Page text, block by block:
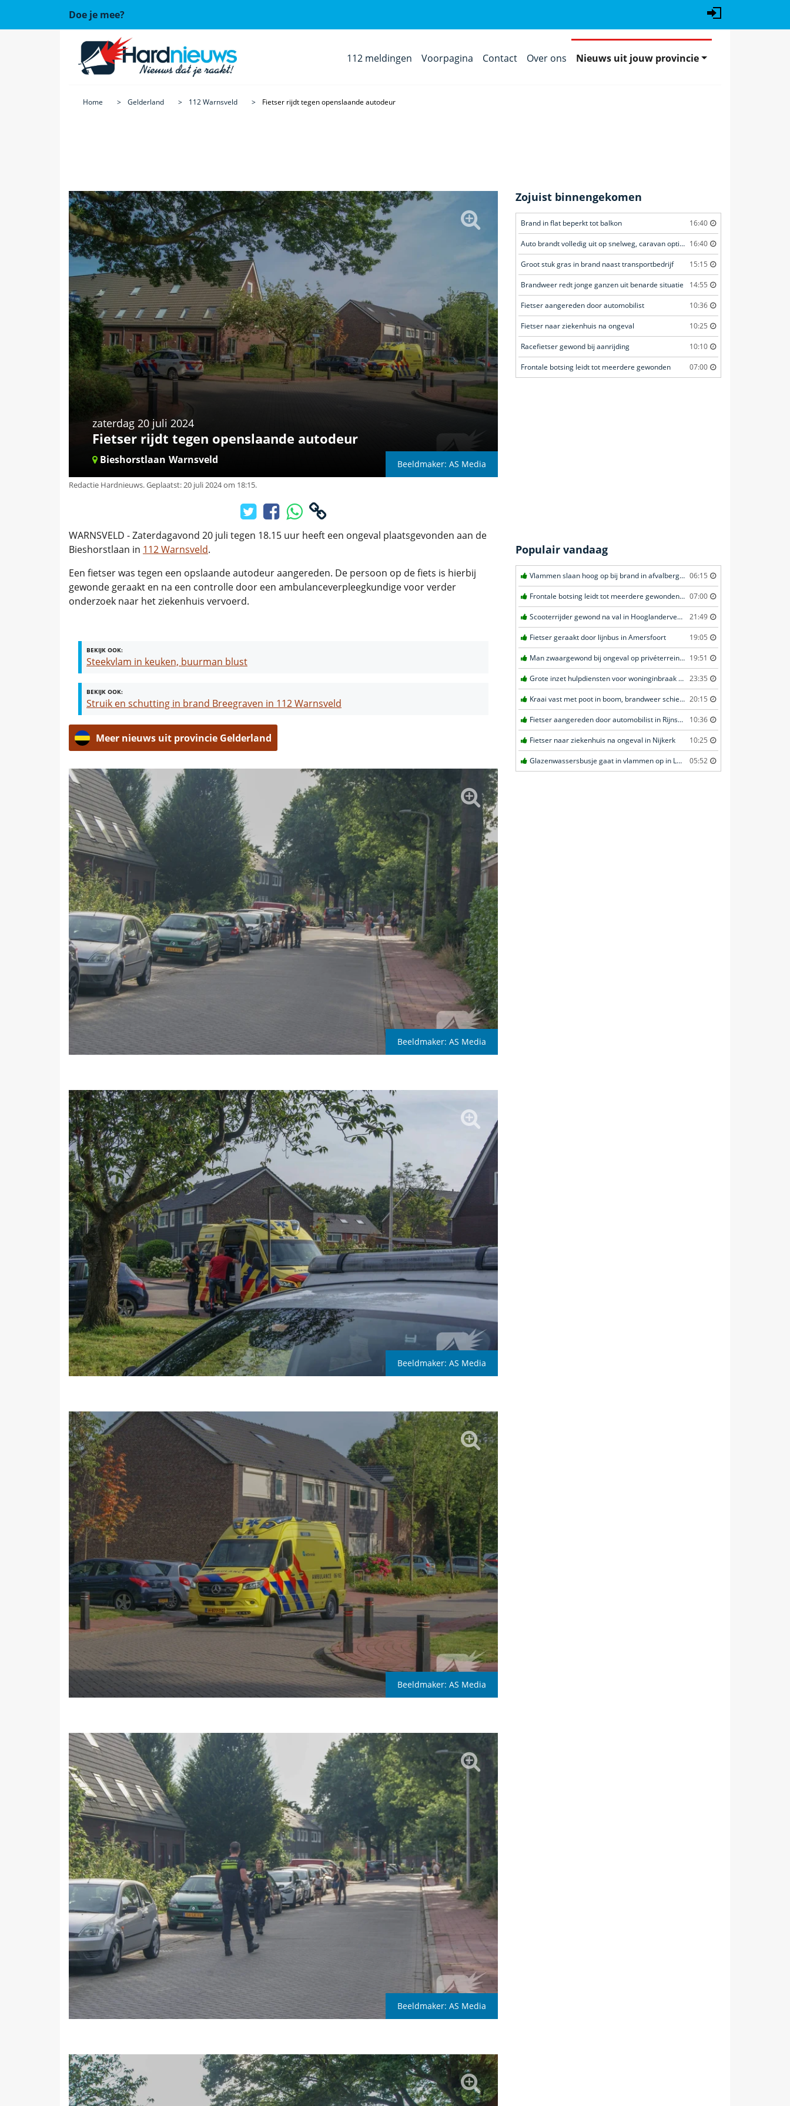
Doe je mee?
112 meldingen Voorpagina Contact Over ons Nieuws uit jouw provincie
Home Gelderland 112 Warnsveld Fietser rijdt tegen openslaande autodeur
zaterdag 20 juli 2024
Fietser rijdt tegen openslaande autodeur
Bieshorstlaan Warnsveld Beeldmaker: AS Media
Redactie Hardnieuws.Geplaatst: 20 juli 2024 om 18:15.
WARNSVELD - Zaterdagavond 20 juli tegen 18.15 uur heeft een ongeval plaatsgevonden aan de
Bieshorstlaan in 112 Warnsveld.
Een fietser was tegen een opslaande autodeur aangereden. De persoon op de fiets is hierbij
gewonde geraakt en na een controlle door een ambulanceverpleegkundige voor verder
onderzoek naar het ziekenhuis vervoerd.
BEKIJK OOK:
Steekvlam in keuken, buurman blust
BEKIJK OOK:
Struik en schutting in brand Breegraven in 112 Warnsveld
Meer nieuws uit provincie Gelderland
Beeldmaker: AS Media
Beeldmaker: AS Media
Beeldmaker: AS Media
Beeldmaker: AS Media
Zojuist binnengekomen
Brand in flat beperkt tot balkon 16:40
Auto brandt volledig uit op snelweg, caravan optijd losgekoppeld 16:40
Groot stuk gras in brand naast transportbedrijf 15:15
Brandweer redt jonge ganzen uit benarde situatie 14:55
Fietser aangereden door automobilist 10:36
Fietser naar ziekenhuis na ongeval 10:25
Racefietser gewond bij aanrijding 10:10
Frontale botsing leidt tot meerdere gewonden 07:00
Populair vandaag
Vlammen slaan hoog op bij brand in afvalberg in Amersfoort 06:15
Frontale botsing leidt tot meerdere gewonden in Bunschoten-Spakenburg 07:00
Scooterrijder gewond na val in Hooglanderveen 21:49
Fietser geraakt door lijnbus in Amersfoort 19:05
Man zwaargewond bij ongeval op privéterrein in Veghel 19:51
Grote inzet hulpdiensten voor woninginbraak in Voorschoten 23:35
Kraai vast met poot in boom, brandweer schiet te hulp in Barneveld 20:15
Fietser aangereden door automobilist in Rijnsburg 10:36
Fietser naar ziekenhuis na ongeval in Nijkerk 10:25
Glazenwassersbusje gaat in vlammen op in Laren 05:52